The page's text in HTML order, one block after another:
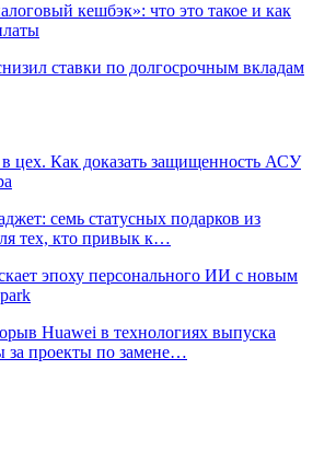
кешбэк»: что это такое и как
ставки по долгосрочным вкладам
цех. Как доказать защищенность АСУ
семь статусных подарков из
тех, кто привык к…
эпоху персонального ИИ с новым
Huawei в технологиях выпуска
за проекты по замене…